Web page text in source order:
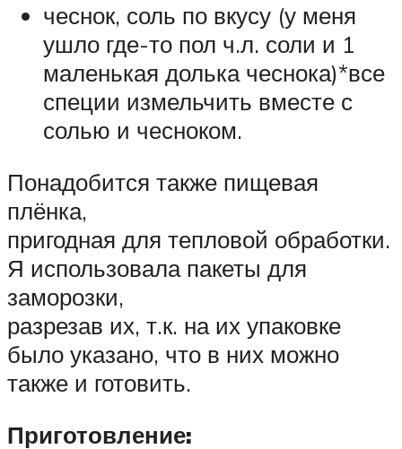
чеснок, соль по вкусу (у меня
ушло где-то пол ч.л. соли и 1
маленькая долька чеснока)*все
специи измельчить вместе с
солью и чесноком.
Понадобится также пищевая
плёнка,
пригодная для тепловой обработки.
Я использовала пакеты для
заморозки,
разрезав их, т.к. на их упаковке
было указано, что в них можно
также и готовить.
Приготовление: